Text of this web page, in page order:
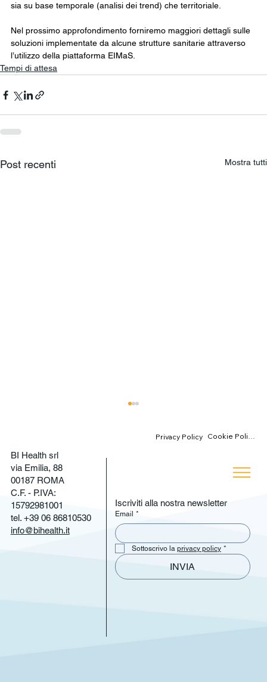
sia su base temporale (analisi dei trend) che territoriale.
Nel prossimo approfondimento forniremo maggiori dettagli sulle
soluzioni implementate da alcune strutture sanitarie attraverso
l’utilizzo della piattaforma EIMaS.
Tempi di attesa
Post recenti Mostra tutti
4 - RIDUZIONE DEI TEMPI DI ATTESA -
ACCESSO ALLE PRESTAZIONI
BI Health srl
via Emilia, 88
00187 ROMA
C.F. - P.IVA:
15792981001
tel. +39 06 86810530
info@bihealth.it
Privacy Policy Cookie Policy
Iscriviti alla nostra newsletter
Email *
Sottoscrivo la privacy policy *
INVIA